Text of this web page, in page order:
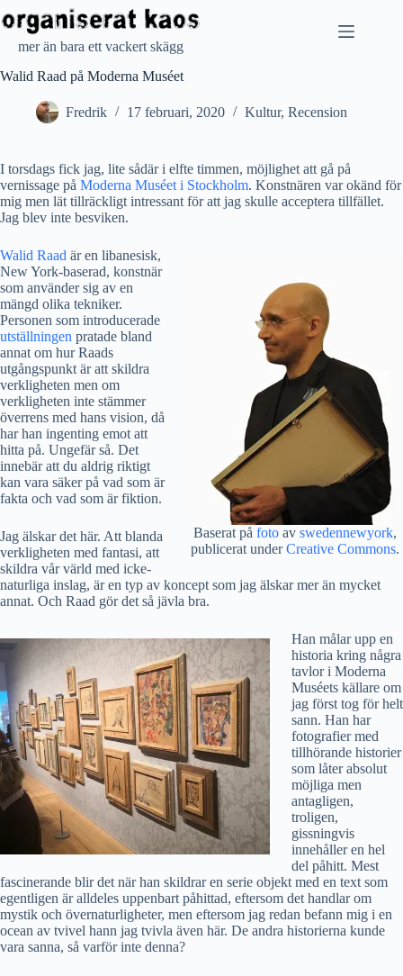
till
innehållmer än bara ett vackert skägg
Walid Raad på Moderna Muséet
Fredrik 17 februari, 2020 Kultur, Recension
I torsdags fick jag, lite sådär i elfte timmen, möjlighet att gå på
vernissage på Moderna Muséet i Stockholm. Konstnären var okänd för
mig men lät tillräckligt intressant för att jag skulle acceptera tillfället.
Jag blev inte besviken.
Baserat på foto av swedennewyork,
publicerat underCreative Commons.
Walid Raad är en libanesisk,
New York-baserad, konstnär
som använder sig av en
mängd olika tekniker.
Personen som introducerade
utställningen pratade bland
annat om hur Raads
utgångspunkt är att skildra
verkligheten men om
verkligheten inte stämmer
överrens med hans vision, då
har han ingenting emot att
hitta på. Ungefär så. Det
innebär att du aldrig riktigt
kan vara säker på vad som är
fakta och vad som är fiktion.
Jag älskar det här. Att blanda
verkligheten med fantasi, att
skildra vår värld med icke-
naturliga inslag, är en typ av koncept som jag älskar mer än mycket
annat. Och Raad gör det så jävla bra.
Han målar upp en
historia kring några
tavlor i Moderna
Muséets källare om
jag först tog för helt
sann. Han har
fotografier med
tillhörande historier
som låter absolut
möjliga men
antagligen,
troligen,
gissningvis
innehåller en hel
del påhitt. Mest
fascinerande blir det när han skildrar en serie objekt med en text som
egentligen är alldeles uppenbart påhittad, eftersom det handlar om
mystik och övernaturligheter, men eftersom jag redan befann mig i en
ocean av tvivel hann jag tvivla även här. De andra historierna kunde
vara sanna, så varför inte denna?